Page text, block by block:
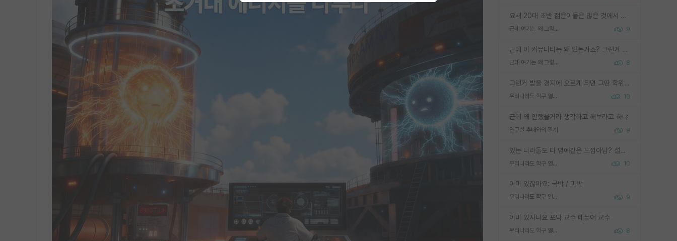
요새 20대 초반 젊은이들은 많은 것에서 가성비를 따지더라고요. 내가 이 정도 인풋을 넣었을 때 그만큼 아웃풋이 나올 것인가? 사실 아웃풋이 인풋 대비 리니어하게 나오지 않는 영역을 시도하기 싫어한다는 느낌입니다.
근데 여기는 왜 그렇게 SPK를 물어보는거임? 9
근데 이 커뮤니티는 왜 있는거죠? 그런거 쉽게 물어볼수있어서 있는거 아닌가요? 그렇게 보기 싫으면 커뮤니티도 하지마시지 그러면
근데 여기는 왜 그렇게 SPK를 물어보는거임? 8
그런거 받을 경지에 오르게 되면 그딴 학위명이 필요없음
우리나라도 학구 열풍보면 Higher Doctorate 학위가 필요하다고 봅니다. 10
근데 왜 안했을거라 생각하고 해보라고 하냐
연구실 후배와의 관계 9
있는 나라들도 다 명예같은 느낌아님? 설마 박사끼리 등급나눠서 학위수여하자 같은 헛소리는 아니지? ㅋㅋ
우리나라도 학구 열풍보면 Higher Doctorate 학위가 필요하다고 봅니다. 10
이미 있잖아요: 국박 / 미박
우리나라도 학구 열풍보면 Higher Doctorate 학위가 필요하다고 봅니다. 9
이미 있자나요 포닥 교수 테뉴어 교수
우리나라도 학구 열풍보면 Higher Doctorate 학위가 필요하다고 봅니다. 8